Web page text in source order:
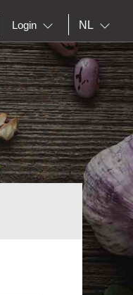
Login NL